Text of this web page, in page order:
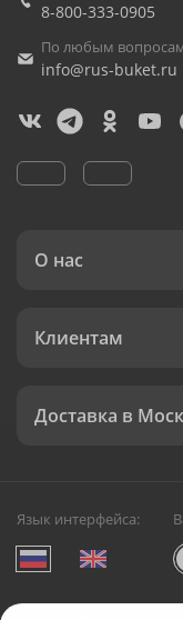
8-800-333-0905
По любым
info@rus-buket.ru
О нас
Клиентам
Доставка в
Язык интерфейса: